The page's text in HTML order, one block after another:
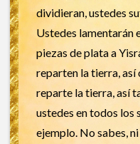
dividieran, ustedes
Ustedes lamentarán
piezas de plata a
reparten la tierra, así
reparte la tierra, así
ustedes en todos los
ejemplo. No sabes,